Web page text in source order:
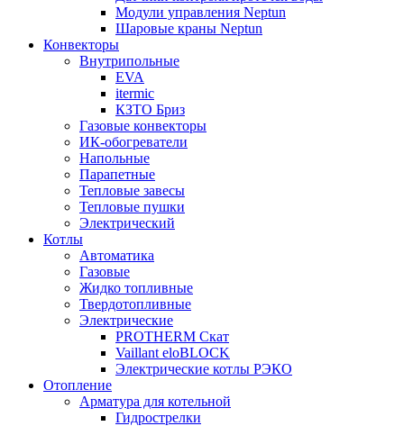
Модули управления Neptun
Шаровые краны Neptun
Конвекторы
Внутрипольные
EVA
itermic
КЗТО Бриз
Газовые конвекторы
ИК-обогреватели
Напольные
Парапетные
Тепловые завесы
Тепловые пушки
Электрический
Котлы
Автоматика
Газовые
Жидко топливные
Твердотопливные
Электрические
PROTHERM Скат
Vaillant eloBLOCK
Электрические котлы РЭКО
Отопление
Арматура для котельной
Гидрострелки